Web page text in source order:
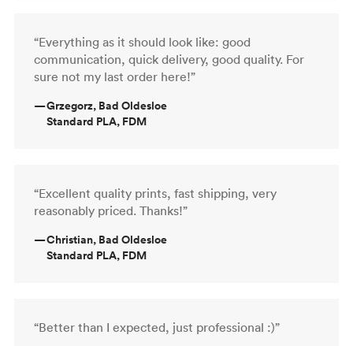
“Everything as it should look like: good
communication, quick delivery, good quality. For
sure not my last order here!”
—Grzegorz, Bad Oldesloe
Standard PLA, FDM
“Excellent quality prints, fast shipping, very
reasonably priced. Thanks!”
—Christian, Bad Oldesloe
Standard PLA, FDM
“Better than I expected, just professional :)”